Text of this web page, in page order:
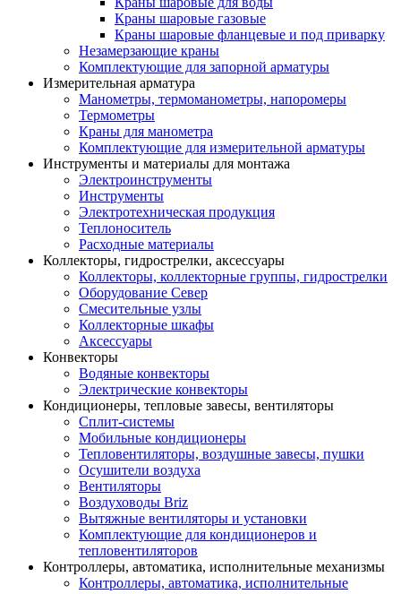
Краны шаровые газовые
Краны шаровые фланцевые и под приварку
Незамерзающие краны
Комплектующие для запорной арматуры
Измерительная арматура
Манометры, термоманометры, напоромеры
Термометры
Краны для манометра
Комплектующие для измерительной арматуры
Инструменты и материалы для монтажа
Электроинструменты
Инструменты
Электротехническая продукция
Теплоноситель
Расходные материалы
Коллекторы, гидрострелки, аксессуары
Коллекторы, коллекторные группы, гидрострелки
Оборудование Север
Смесительные узлы
Коллекторные шкафы
Аксессуары
Конвекторы
Водяные конвекторы
Электрические конвекторы
Кондиционеры, тепловые завесы, вентиляторы
Сплит-системы
Мобильные кондиционеры
Тепловентиляторы, воздушные завесы, пушки
Осушители воздуха
Вентиляторы
Воздуховоды Briz
Вытяжные вентиляторы и установки
Комплектующие для кондиционеров и
тепловентиляторов
Контроллеры, автоматика, исполнительные механизмы
Контроллеры, автоматика, исполнительные